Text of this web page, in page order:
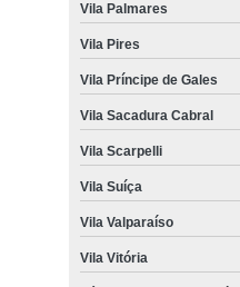
Vila Palmares
Vila Pires
Vila Príncipe de Gales
Vila Sacadura Cabral
Vila Scarpelli
Vila Suíça
Vila Valparaíso
Vila Vitória